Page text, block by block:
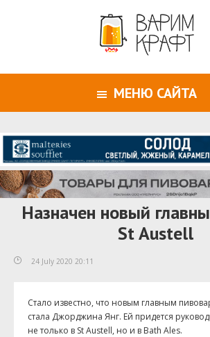
МЕНЮ САЙТА
Назначен новый
St Austell
24 July 2020 20:11
Стало известно, что новым главным
стала Джорджина Янг. Ей придется
не только в St Austell, но и в Bath Ales.